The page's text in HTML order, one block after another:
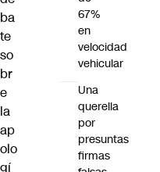
ba
te
so
br
e
la
ap
olo
gí
67%
en
velocidad
vehicular
Una
querella
por
presuntas
firmas